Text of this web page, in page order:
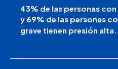
43% de las personas
y 69% de las personas
grave tienen presión alta.